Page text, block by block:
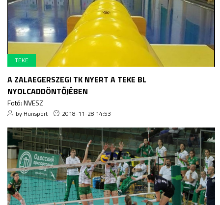
TEKE
A ZALAEGERSZEGI TK NYERT A TEKE BL
NYOLCADDÖNTŐJÉBEN
Fotó: NVESZ
by Hunsport 2018-11-28 14:53